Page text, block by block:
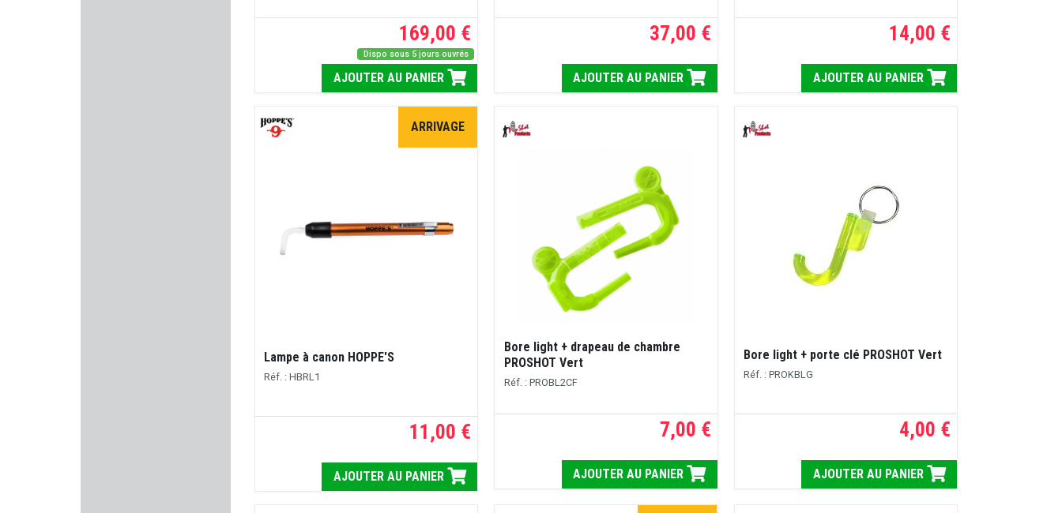
169,00 €
Dispo sous 5 jours ouvrés
AJOUTER AU PANIER
37,00 €
AJOUTER AU PANIER
14,00 €
AJOUTER AU PANIER
ARRIVAGE
Lampe à canon HOPPE'S
Réf. : HBRL1
11,00 €
AJOUTER AU PANIER
Bore light + drapeau de chambre
PROSHOT Vert
Réf. : PROBL2CF
7,00 €
AJOUTER AU PANIER
Bore light + porte clé PROSHOT Vert
Réf. : PROKBLG
4,00 €
AJOUTER AU PANIER